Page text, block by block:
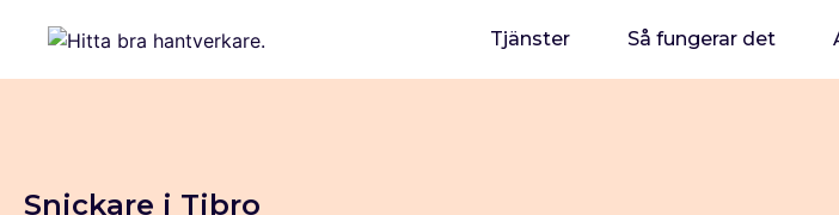
Tjänster Så fungerar det
Snickare i Tibro